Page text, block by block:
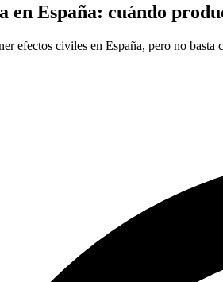
en España: cuándo
efectos civiles en España, pero no